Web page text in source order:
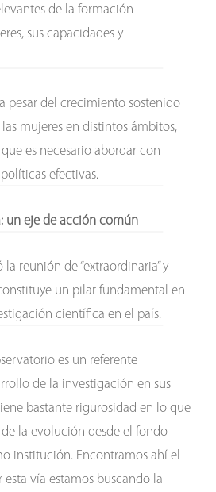
de la formación
sus capacidades y
pesar del crecimiento sostenido
mujeres en distintos ámbitos,
es necesario abordar con
efectivas.
un eje de acción común
reunión de “extraordinaria” y
un pilar fundamental en
científica en el país.
es un referente
de la investigación en sus
bastante rigurosidad en lo que
la evolución desde el fondo
institución. Encontramos ahí el
vía estamos buscando la